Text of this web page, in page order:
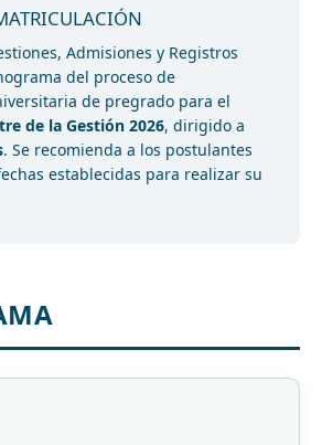
Admisiones y Registros
del proceso de
de pregrado para el
de la Gestión 2026, dirigido a
. Se recomienda a los postulantes
establecidas para realizar su